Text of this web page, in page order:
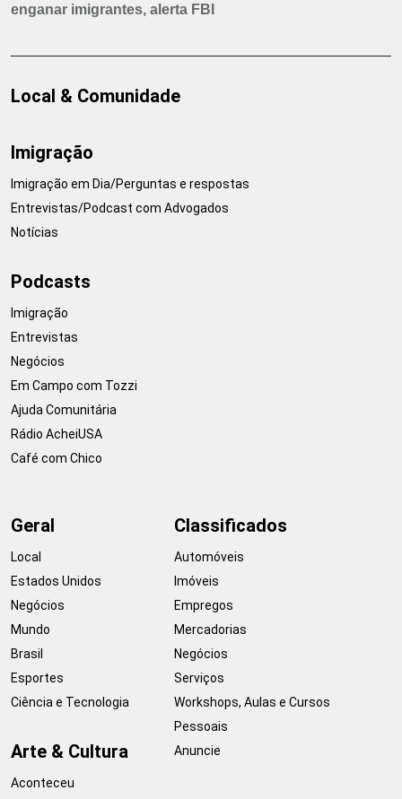
enganar imigrantes, alerta FBI
Local & Comunidade
Imigração
Imigração em Dia/Perguntas e respostas
Entrevistas/Podcast com Advogados
Notícias
Podcasts
Imigração
Entrevistas
Negócios
Em Campo com Tozzi
Ajuda Comunitária
Rádio AcheiUSA
Café com Chico
Geral
Local
Estados Unidos
Negócios
Mundo
Brasil
Esportes
Ciência e Tecnologia
Arte & Cultura
Aconteceu
Classificados
Automóveis
Imóveis
Empregos
Mercadorias
Negócios
Serviços
Workshops, Aulas e Cursos
Pessoais
Anuncie